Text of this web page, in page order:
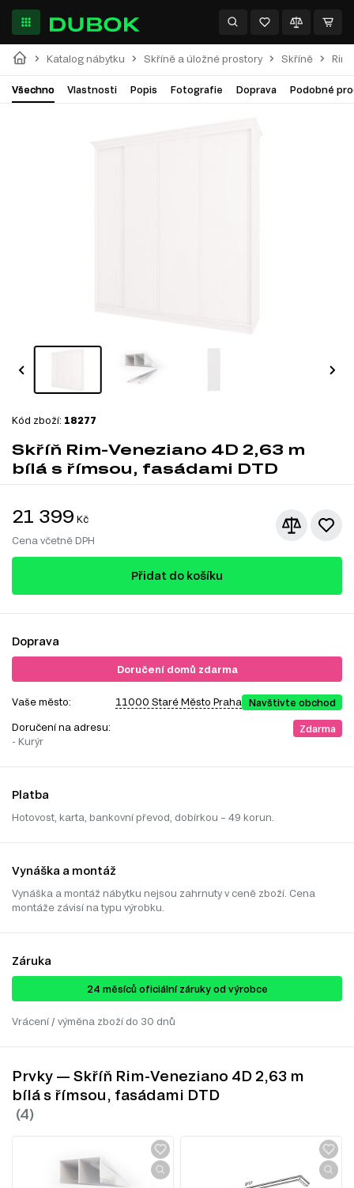
Katalog nábytku Skříně a úložné prostory Skříně
Všechno Vlastnosti Popis Fotografie Doprava Podobné
Kód zboží: 18277
Skříň Rim-Veneziano 4D 2,63 m
bílá s římsou, fasádami DTD
21 399 Kč
Cena včetně DPH
Přidat do košíku
Doprava
Doručení domů zdarma
Vaše město: 11000 Staré Město Praha Navštivte obchod
Doručení na adresu:
- Kurýr
Zdarma
Platba
Hotovost, karta, bankovní převod, dobírkou – 49 korun.
Vynáška a montáž
Vynáška a montáž nábytku nejsou zahrnuty v ceně zboží. Cena
montáže závisí na typu výrobku.
Záruka
24 ​​​​měsíců oficiální záruky od výrobce
Vrácení / výměna zboží do 30 dnů
Prvky — Skříň Rim-Veneziano 4D 2,63 m
bílá s římsou, fasádami DTD